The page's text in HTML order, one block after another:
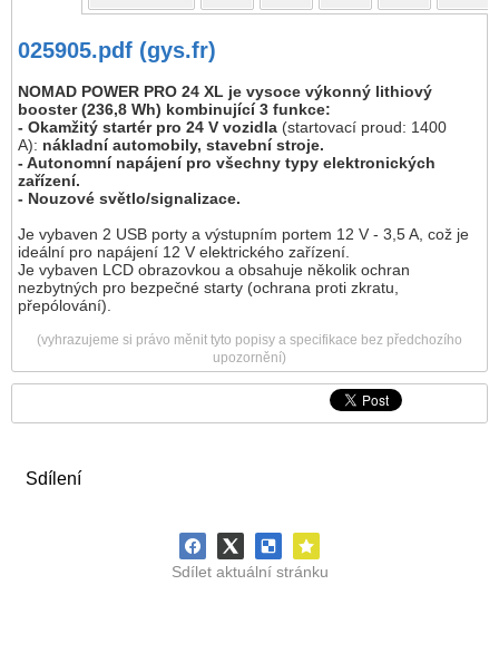
Sdílení
Sdílet aktuální stránku
025905.pdf (gys.fr)
NOMAD POWER PRO 24 XL je vysoce výkonný lithiový
booster (236,8 Wh) kombinující 3 funkce:
- Okamžitý startér pro 24 V vozidla (startovací proud: 1400
A): nákladní automobily, stavební stroje.
- Autonomní napájení pro všechny typy elektronických
zařízení.
- Nouzové světlo/signalizace.
Je vybaven 2 USB porty a výstupním portem 12 V - 3,5 A, což je
ideální pro napájení 12 V elektrického zařízení.
Je vybaven LCD obrazovkou a obsahuje několik ochran
nezbytných pro bezpečné starty (ochrana proti zkratu,
přepólování).
(vyhrazujeme si právo měnit tyto popisy a specifikace bez předchozího
upozornění)